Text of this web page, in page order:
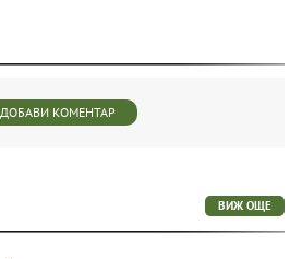
ДОБАВИ КОМЕНТАР
ВИЖ ОЩЕ